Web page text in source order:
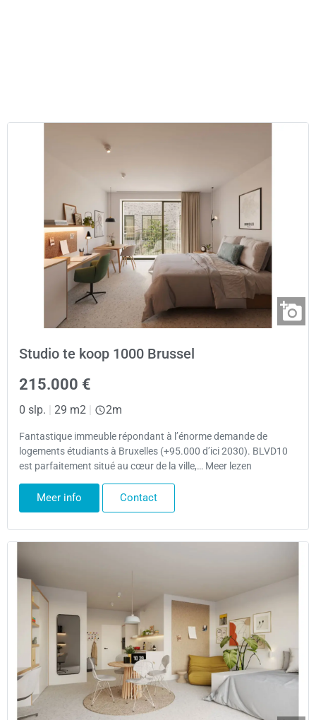
Studio te koop 1000 Brussel
215.000 €
0 slp. 29 m2 2m
Fantastique immeuble répondant à l’énorme demande de
logements étudiants à Bruxelles (+95.000 d’ici 2030). BLVD10
est parfaitement situé au cœur de la ville,… Meer lezen
Meer info Contact